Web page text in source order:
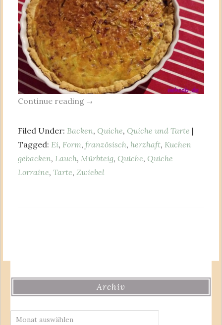
Continue reading →
Filed Under: Backen, Quiche, Quiche und Tarte |
Tagged: Ei, Form, französisch, herzhaft, Kuchen
gebacken, Lauch, Mürbteig, Quiche, Quiche
Lorraine, Tarte, Zwiebel
Archiv